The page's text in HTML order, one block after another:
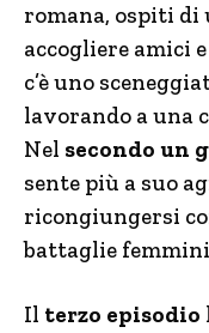
romana, ospiti di
accogliere amici
c’è uno
lavorando a una
Nel secondo un
sente più a suo
ricongiungersi
battaglie
Il terzo episodio